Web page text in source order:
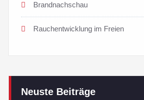
Brandnachschau
Rauchentwicklung im Freien
Neuste Beiträge